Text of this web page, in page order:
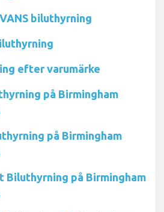
biluthyrning
efter varumärke
på Birmingham
på Birmingham
Biluthyrning på Birmingham